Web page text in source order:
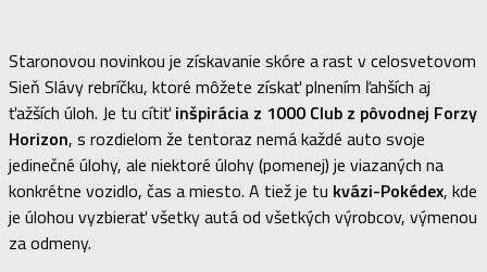
Staronovou novinkou je získavanie skóre a rast v celosvetovom
Sieň Slávy rebríčku, ktoré môžete získať plnením ľahších aj
ťažších úloh. Je tu cítiť inšpirácia z 1000 Club z pôvodnej Forzy
Horizon, s rozdielom že tentoraz nemá každé auto svoje
jedinečné úlohy, ale niektoré úlohy (pomenej) je viazaných na
konkrétne vozidlo, čas a miesto. A tiež je tu kvázi-Pokédex, kde
je úlohou vyzbierať všetky autá od všetkých výrobcov, výmenou
za odmeny.